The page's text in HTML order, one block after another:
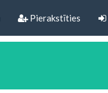
Pierakstīties